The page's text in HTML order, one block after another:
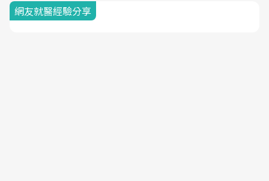
網友就醫經驗分享